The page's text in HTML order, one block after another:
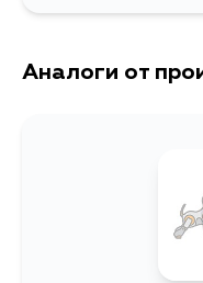
г. Владивосток,
Аналоги от